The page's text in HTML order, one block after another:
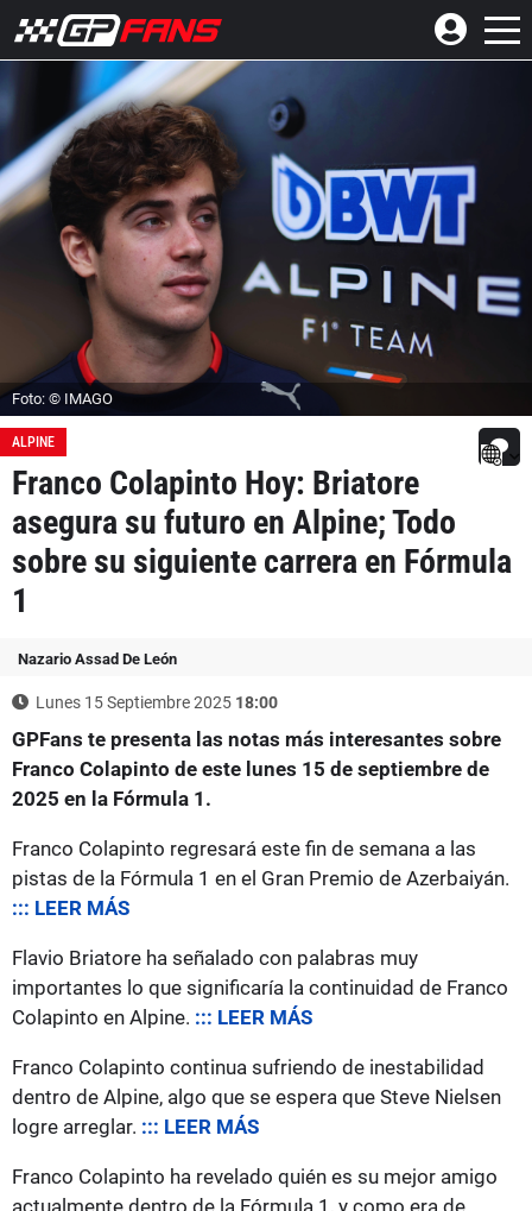
Foto: © IMAGO
ALPINE
Franco Colapinto Hoy: Briatore
asegura su futuro en Alpine; Todo
sobre su siguiente carrera en Fórmula
1
Nazario Assad De León
Lunes 15 Septiembre 2025 18:00
GPFans te presenta las notas más interesantes sobre
Franco Colapinto de este lunes 15 de septiembre de
2025 en la Fórmula 1.
Franco Colapinto regresará este fin de semana a las
pistas de la Fórmula 1 en el Gran Premio de Azerbaiyán.
::: LEER MÁS
Flavio Briatore ha señalado con palabras muy
importantes lo que significaría la continuidad de Franco
Colapinto en Alpine. ::: LEER MÁS
Franco Colapinto continua sufriendo de inestabilidad
dentro de Alpine, algo que se espera que Steve Nielsen
logre arreglar. ::: LEER MÁS
Franco Colapinto ha revelado quién es su mejor amigo
actualmente dentro de la Fórmula 1, y como era de